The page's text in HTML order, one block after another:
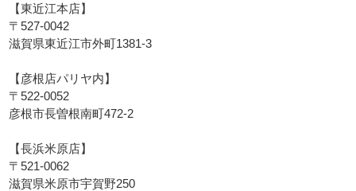
【東近江本店】
〒527-0042
滋賀県東近江市外町1381-3
【彦根店パリヤ内】
〒522-0052
彦根市長曽根南町472-2
【長浜米原店】
〒521-0062
滋賀県米原市宇賀野250